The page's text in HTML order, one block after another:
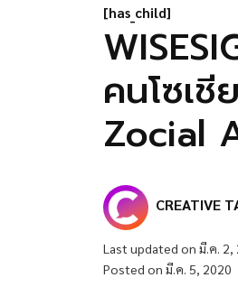
[has_child]
คนโซเ
Zocial
CREATIVE
Last updated on มี.ค. 2,
Posted on มี.ค. 5, 2020